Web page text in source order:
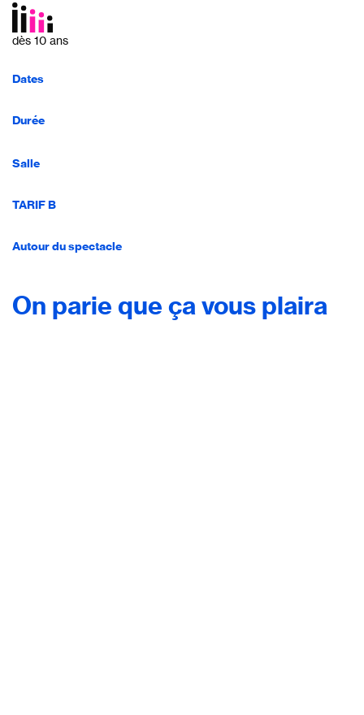
dès 10 ans
Dates
Durée
Salle
TARIF B
Autour du spectacle
On parie que ça vous plaira